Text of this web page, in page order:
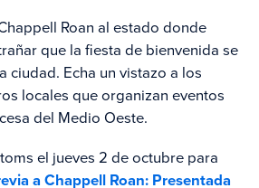
Roan al estado donde
que la fiesta de bienvenida se
ciudad. Echa un vistazo a los
locales que organizan eventos
del Medio Oeste.
el jueves 2 de octubre para
a Chappell Roan: Presentada